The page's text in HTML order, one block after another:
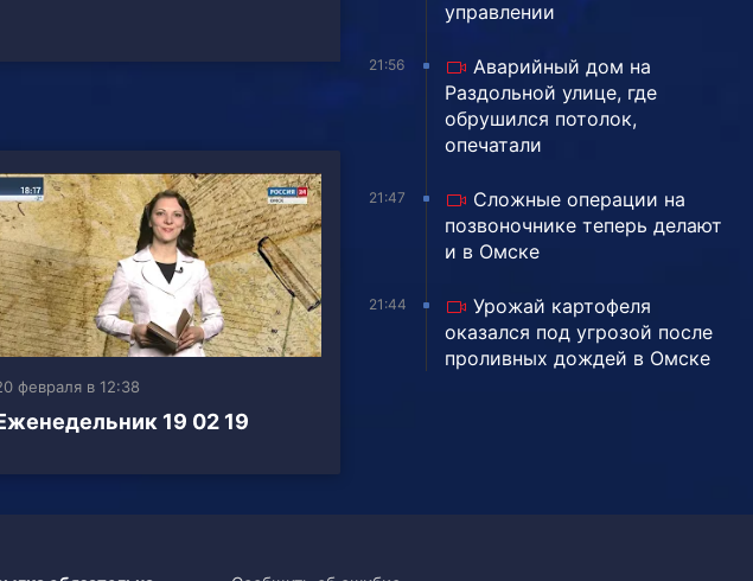
февраля в 12:38
19 02 19
управлении
21:56
Аварийный дом на
Раздольной улице, где
обрушился потолок,
опечатали
21:47
Сложные операции на
позвоночнике теперь делают
и в Омске
21:44
Урожай картофеля
оказался под угрозой после
проливных дождей в Омске